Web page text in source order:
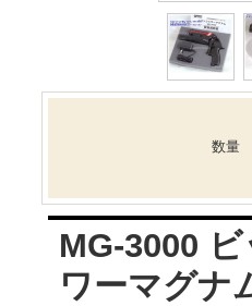
数量
MG-3000
ワーマグナ